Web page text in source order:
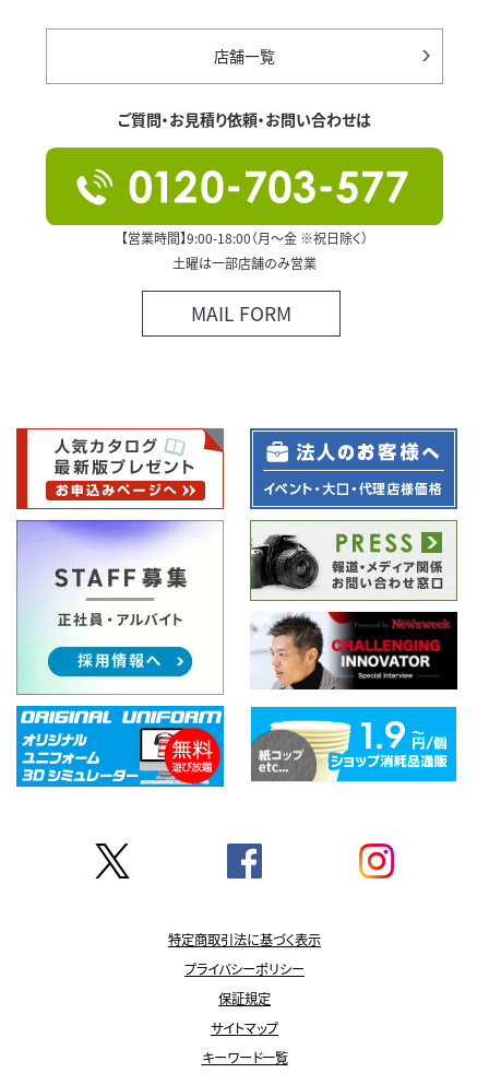
店舗一覧
ご質問・お見積り依頼・お問い合わせは
【営業時間】9:00-18:00（月～金 ※祝日除く）
土曜は一部店舗のみ営業
MAIL FORM
特定商取引法に基づく表示
プライバシーポリシー
保証規定
サイトマップ
キーワード一覧